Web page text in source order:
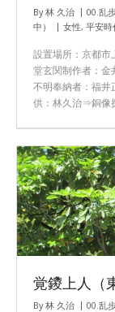
By林 久治 00.乱
中）
女性, 平安時
設置場所：京都
堂玄関制作者：金
不明奉納者：福井
供：林久治⇒銅像
覚鑁上人（
By林 久治 00.乱